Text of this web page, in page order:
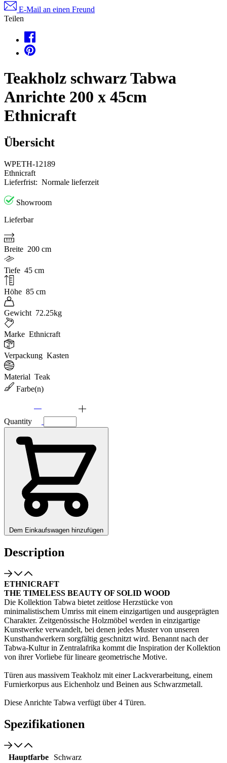
E-Mail an einen Freund
Teilen
Teakholz schwarz Tabwa
Anrichte 200 x 45cm
Ethnicraft
Übersicht
WPETH-12189
Ethnicraft
Lieferfrist: Normale lieferzeit
Showroom
Lieferbar
Breite 200 cm
Tiefe 45 cm
Höhe 85 cm
Gewicht 72.25kg
Marke Ethnicraft
Verpackung Kasten
Material Teak
Farbe(n)
Quantity
Dem Einkaufswagen hinzufügen
Description
ETHNICRAFT
THE TIMELESS BEAUTY OF SOLID WOOD
Die Kollektion Tabwa bietet zeitlose Herzstücke von
minimalistischem Umriss mit einem einzigartigen und ausgeprägten
Charakter. Zeitgenössische Holzmöbel werden in einzigartige
Kunstwerke verwandelt, bei denen jedes Muster von unseren
Kunsthandwerkern sorgfältig geschnitzt wird. Benannt nach der
Tabwa-Kultur in Zentralafrika kommt die Inspiration der Kollektion
von ihrer Vorliebe für lineare geometrische Motive.
Türen aus massivem Teakholz mit einer Lackverarbeitung, einem
Furnierkorpus aus Eichenholz und Beinen aus Schwarzmetall.
Diese Anrichte Tabwa verfügt über 4 Türen.
Spezifikationen
Hauptfarbe
Schwarz